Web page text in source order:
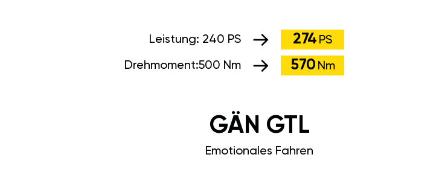
Leistung: 240 PS 274 PS
Drehmoment:500 Nm 570 Nm
GÄN GTL
Emotionales Fahren